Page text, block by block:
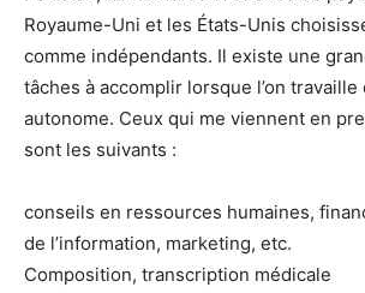
Royaume-Uni et les États-Unis
comme indépendants. Il existe une
tâches à accomplir lorsque l’on travaille
autonome. Ceux qui me viennent en
sont les suivants :
conseils en ressources humaines,
de l’information, marketing, etc.
Composition, transcription médicale